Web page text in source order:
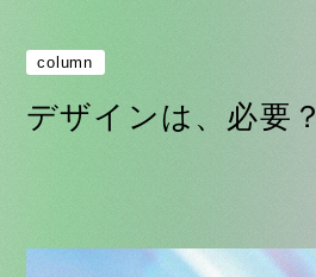
column
デザインは、必要？